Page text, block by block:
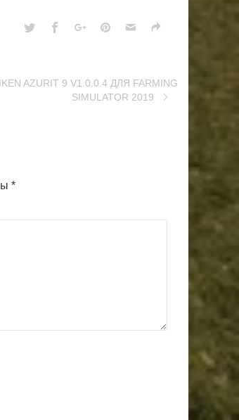
AZURIT 9 V1.0.0.4 ДЛЯ FARMING
SIMULATOR 2019
*